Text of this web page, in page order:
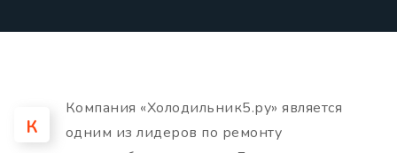
К
Компания «Холодильник5.ру» является
одним из лидеров по ремонту